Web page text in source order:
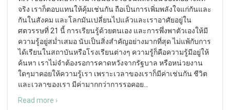
จริง เราก็ตอบแทนให้คุ้มเช่นกัน ถือเป็นการเพิ่มพลังใจแก่กันและ
กันในสังคม และโลกมันเปลี่ยนไปแล้วและเราอาศัยอยู่ใน
ศตวรรษที่ 21 นี้ การเรียนรู้ด้วยตนเอง และการพึ่งพาตัวเองให้มี
ความรู้อยู่สม่ำเสมอ นับเป็นสิ่งสำคัญอย่างมากที่สุด ไม่แพ้กับการ
ได้เรียนในสถาบันหรือโรงเรียนต่างๆ ความรู้ก็คือความรู้มีอยู่ให้
ค้นหา เราไม่จำต้องรอการคาดหวังจากรัฐบาล หรือหน่วยงาน
ใดๆมาคอยให้ความรู้เรา เพราะเวลาของเราก็มีค่าเช่นกัน ชีวิต
และเวลาของเรา มีค่ามากกว่าการรอคอย
Read more ›